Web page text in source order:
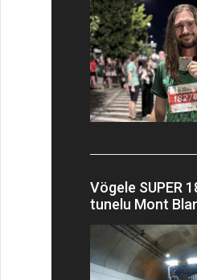
Vögele SUPER
tunelu Mont